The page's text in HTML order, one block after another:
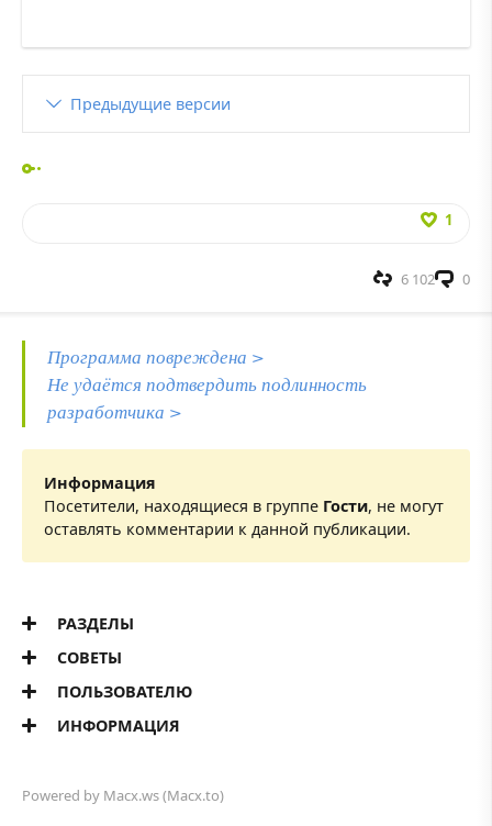
Предыдущие версии
1
0
6 102
Программа повреждена >
Не удаётся подтвердить подлинность
разработчика >
Информация
Посетители, находящиеся в группе Гости, не могут
оставлять комментарии к данной публикации.
РАЗДЕЛЫ
СОВЕТЫ
ПОЛЬЗОВАТЕЛЮ
ИНФОРМАЦИЯ
Powered by Macx.ws(Macx.to)